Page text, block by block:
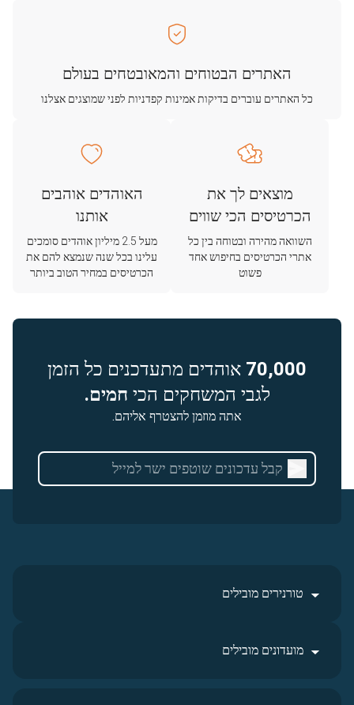
האתרים הבטוחים והמאובטחים בעולם
כל האתרים עוברים בדיקות אמינות קפדניות לפני שמוצגים אצלנו
מוצאים לך את
הכרטיסים הכי שווים
השוואה מהירה ובטוחה בין כל
אתרי הכרטיסים בחיפוש אחד
פשוט
האוהדים אוהבים
אותנו
מעל 2.5 מיליון אוהדים סומכים
עלינו בכל שנה שנמצא להם את
הכרטיסים במחיר הטוב ביותר
70,000 אוהדים מתעדכנים כל הזמן
לגבי המשחקים הכי חמים.
אתה מוזמן להצטרף אליהם.
טורנירים מובילים
מועדונים מובילים